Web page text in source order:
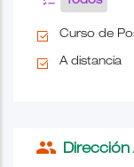
Curso de
A distancia
people